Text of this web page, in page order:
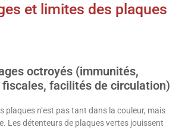
et limites des plaques
octroyés (immunités,
facilités de circulation)
plaques n’est pas tant dans la couleur, mais
Les détenteurs de plaques vertes jouissent